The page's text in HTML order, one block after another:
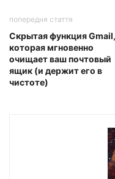
попередня стаття
Скрытая функция Gmail,
которая мгновенно
очищает ваш почтовый
ящик (и держит его в
чистоте)